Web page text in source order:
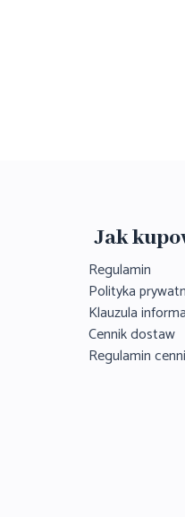
Jak
Regulamin
Polityka
Klauzula
Cennik dostaw
Regulamin